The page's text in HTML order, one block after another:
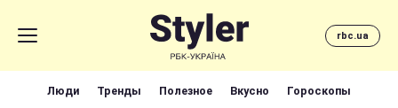
rbc.ua
Люди Тренды Полезное Вкусно Гороскопы